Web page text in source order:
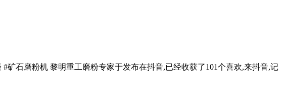
石磨粉机 黎明重工磨粉专家于发布在抖音,已经收获了101个喜欢,来抖音,记